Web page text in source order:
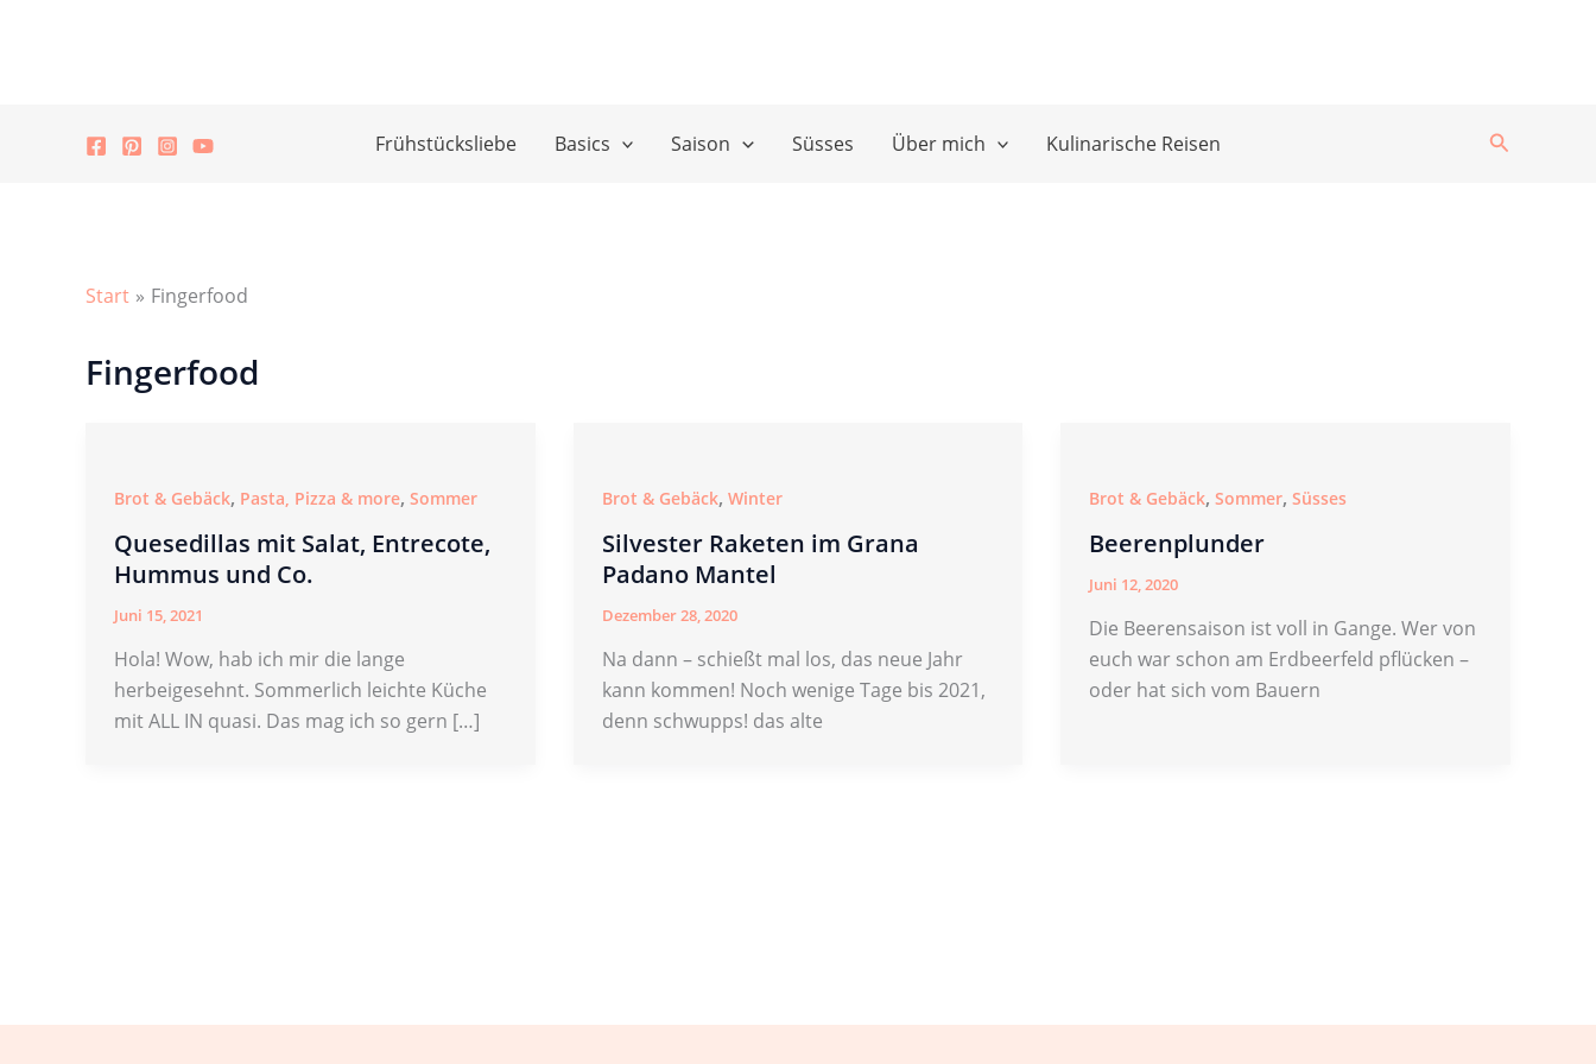
Frühstücksliebe Basics Saison Süsses Über mich Kulinarische Reisen Suchen
Start Fingerfood
Fingerfood
Brot & Gebäck, Pasta, Pizza & more, Sommer
Quesedillas mit Salat, Entrecote,
Hummus und Co.
Juni 15, 2021
Hola! Wow, hab ich mir die lange
herbeigesehnt. Sommerlich leichte Küche
mit ALL IN quasi. Das mag ich so gern […]
Brot & Gebäck, Winter
Silvester Raketen im Grana
Padano Mantel
Dezember 28, 2020
Na dann – schießt mal los, das neue Jahr
kann kommen! Noch wenige Tage bis 2021,
denn schwupps! das alte
Brot & Gebäck,Sommer,Süsses
Beerenplunder
Juni 12, 2020
Die Beerensaison ist voll in Gange. Wer von
euch war schon am Erdbeerfeld pflücken –
oder hat sich vom Bauern